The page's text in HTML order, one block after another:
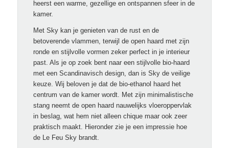
heerst een warme, gezellige en ontspannen sfeer in de
kamer.
Met Sky kan je genieten van de rust en de
betoverende vlammen, terwijl de open haard met zijn
ronde en stijlvolle vormen zeker perfect in je interieur
past. Als je op zoek bent naar een stijlvolle bio-haard
met een Scandinavisch design, dan is Sky de veilige
keuze. Wij beloven je dat de bio-ethanol haard het
centrum van de kamer wordt. Met zijn minimalistische
stang neemt de open haard nauwelijks vloeroppervlak
in beslag, wat hem niet alleen chique maar ook zeer
praktisch maakt. Hieronder zie je een impressie hoe
de Le Feu Sky brandt.